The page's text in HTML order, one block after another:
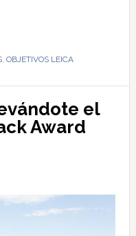
, OBJETIVOS LEICA
el
Award